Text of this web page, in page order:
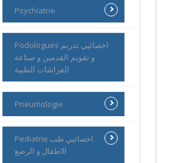
Psychiatrie
Podologues اخصائيي تدريم
و تقويم القدمين و صناعة
الفراشات الطبية
Pneumologie
Pediatrie اخصائيي طب
الاطفال و الرضع